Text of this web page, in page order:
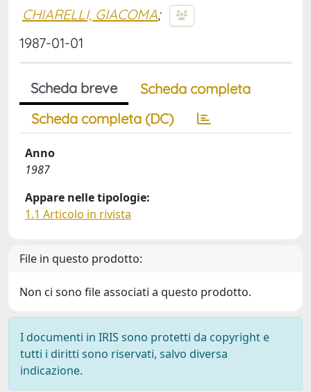
CHIARELLI, GIACOMA;
1987-01-01
Scheda breve
Scheda completa
Scheda completa (DC)
Anno
1987
Appare nelle tipologie:
1.1 Articolo in rivista
File in questo prodotto:
Non ci sono file associati a questo prodotto.
I documenti in IRIS sono protetti da copyright e
tutti i diritti sono riservati, salvo diversa
indicazione.